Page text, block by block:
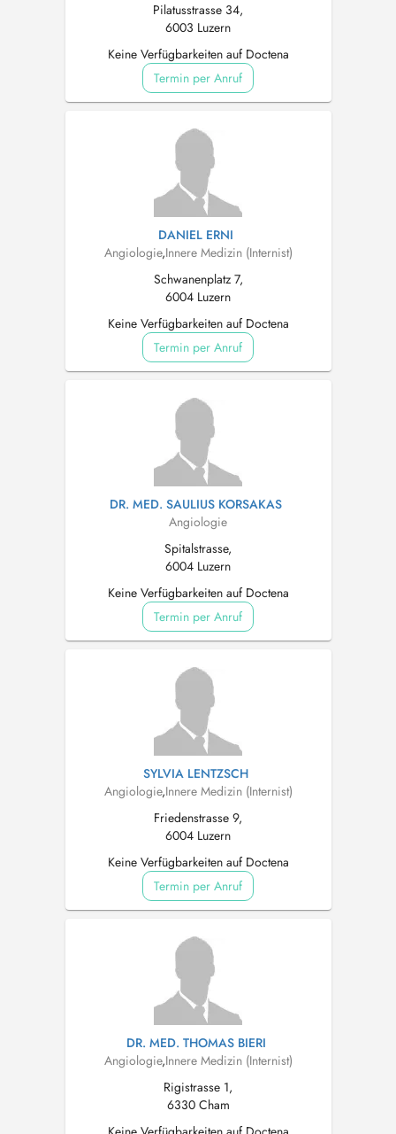
Pilatusstrasse 34,
6003 Luzern
Keine Verfügbarkeiten auf Doctena
Termin per Anruf
DANIEL ERNI
Angiologie,Innere Medizin (Internist)
Schwanenplatz 7,
6004 Luzern
Keine Verfügbarkeiten auf Doctena
Termin per Anruf
DR. MED. SAULIUS KORSAKAS
Angiologie
Spitalstrasse,
6004 Luzern
Keine Verfügbarkeiten auf Doctena
Termin per Anruf
SYLVIA LENTZSCH
Angiologie,Innere Medizin (Internist)
Friedenstrasse 9,
6004 Luzern
Keine Verfügbarkeiten auf Doctena
Termin per Anruf
DR. MED. THOMAS BIERI
Angiologie,Innere Medizin (Internist)
Rigistrasse 1,
6330 Cham